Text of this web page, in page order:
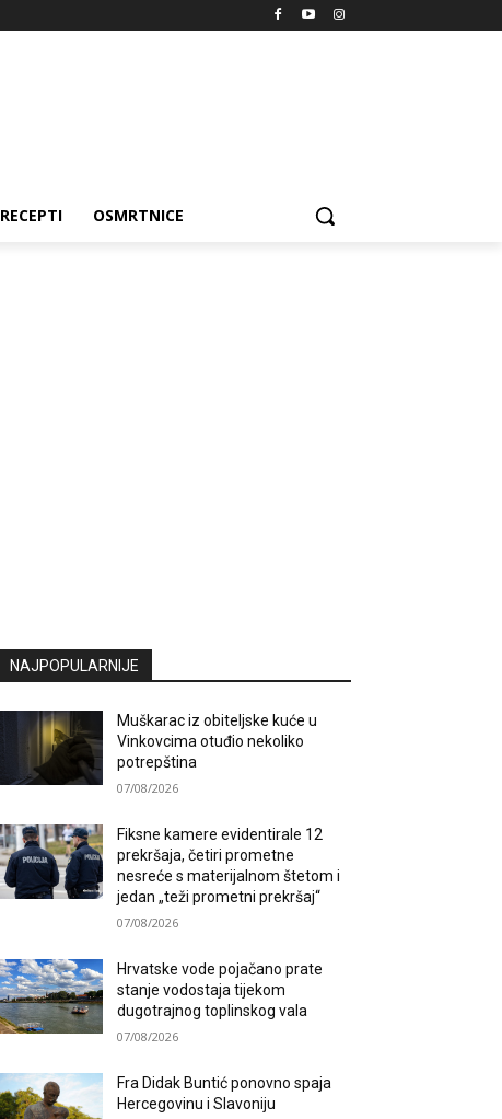
RECEPTI OSMRTNICE
NAJPOPULARNIJE
Muškarac iz obiteljske kuće u
Vinkovcima otuđio nekoliko
potrepština
07/08/2026
Fiksne kamere evidentirale 12
prekršaja, četiri prometne
nesreće s materijalnom štetom i
jedan „teži prometni prekršaj“
07/08/2026
Hrvatske vode pojačano prate
stanje vodostaja tijekom
dugotrajnog toplinskog vala
07/08/2026
Fra Didak Buntić ponovno spaja
Hercegovinu i Slavoniju